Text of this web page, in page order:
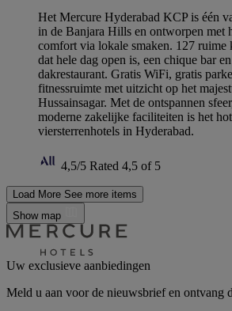
Het Mercure Hyderabad KCP is één
in de Banjara Hills en ontworpen met
comfort via lokale smaken. 127 ruime
dat hele dag open is, een chique bar
dakrestaurant. Gratis WiFi, gratis
fitnessruimte met uitzicht op het
Hussainsagar. Met de ontspannen
moderne zakelijke faciliteiten is het
viersterrenhotels in Hyderabad.
4,5/5 Rated 4,5 of 5
Load More See more items
Show map
Uw exclusieve aanbiedingen
Meld u aan voor de nieuwsbrief en ontvang